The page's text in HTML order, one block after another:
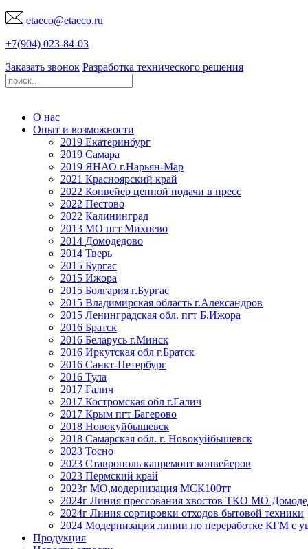
etaeco@etaeco.ru
+7(904) 023-84-03
Заказать звонок Разработка технического решения
О нас
Опыт и возможности
2019 Екатеринбург
2019 Самара
2019 ЯНАО г.Нарьян-Мар
2021 Красноярский край
2022 Конвейер цепной подачи в пресс
2022 Пестово
2022 Калининград
2013 МО пгт Михнево
2014 Домодедово
2014 Тверь
2015 Бургас
2015 Ижора
2015 Болгария г.Бургас
2015 Владимирская область г.Александров
2015 Ленинградская обл. пгт Б.Ижора
2016 Братск
2016 Беларусь г.Минск
2016 Иркутская обл г.Братск
2016 Санкт-Петербург
2016 Тула
2017 Галич
2017 Костромская обл г.Галич
2017 Крым пгт Багерово
2018 Новокуйбышевск
2018 Самарская обл. г. Новокуйбышевск
2023 Тосно
2023 Ставрополь капремонт конвейеров
2023 Пермский край
2023г МО,модернизация МСК100тт
2024г Линия прессования хвостов ТКО МО
2024г Линия сортировки отходов бытовой техники
2024 Модернизация линии по переработке КГМ с
Продукция